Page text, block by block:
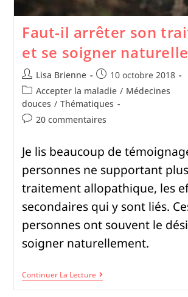
Faut-il arrêter son
et se soigner
Lisa Brienne
10 octobre 2018
Accepter la maladie / Médecines
douces / Thématiques
20 commentaires
Je lis beaucoup de
personnes ne supportant
traitement allopathique, les
secondaires qui y sont liés.
personnes ont souvent le
soigner naturellement.
Continuer La Lecture